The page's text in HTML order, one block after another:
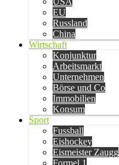
EU
Russland
China
Wirtschaft
Konjunktur
Arbeitsmarkt
Unternehmen
Börse und Co
Immobilien
Konsum
Sport
Fussball
Eishockey
Eismeister Zaugg
Formel 1